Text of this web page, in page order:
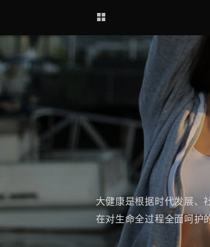
大健康是根据时代发展、
在对生命全过程全面呵护